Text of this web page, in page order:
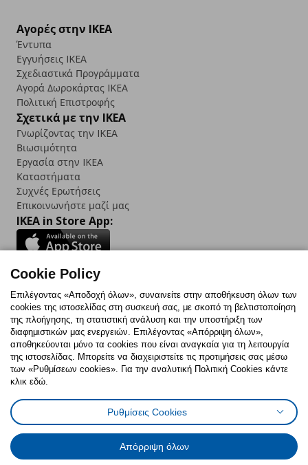
Αγορές στην IKEA
Έντυπα
Εγγυήσεις IKEA
Σχεδιαστικά Προγράμματα
Αγορά Δωρoκάρτας IKEA
Πολιτική Επιστροφής
Σχετικά με την IKEA
Γνωρίζοντας την IKEA
Βιωσιμότητα
Εργασία στην IKEA
Καταστήματα
Συχνές Ερωτήσεις
Επικοινωνήστε μαζί μας
IKEA in Store App:
Follow us:
FacebookInstagram
TikTokYoutubePinterestTwitter
Πολιτική CookiesΔήλωση ψηφιακής προσβασιμότητας
Ρυθμίσεις cookiesΌροι Χρήσης
Γενική Πολιτική Προσωπικών Δεδομένων
Πολιτική Προσωπικών Δεδομένων για ΙΚΕΑ.gr
Κώδικας Καταναλωτικής Δεοντολογίας
Cookie Policy
Επιλέγοντας «Αποδοχή όλων», συναινείτε στην αποθήκευση όλων των
cookies της ιστοσελίδας στη συσκευή σας, με σκοπό τη βελτιστοποίηση
της πλοήγησης, τη στατιστική ανάλυση και την υποστήριξη των
διαφημιστικών μας ενεργειών. Επιλέγοντας «Απόρριψη όλων»,
αποθηκεύονται μόνο τα cookies που είναι αναγκαία για τη λειτουργία
της ιστοσελίδας. Μπορείτε να διαχειριστείτε τις προτιμήσεις σας μέσω
των «Ρυθμίσεων cookies». Για την αναλυτική Πολιτική Cookies κάντε
κλικ εδώ.
Ρυθμίσεις Cookies
Απόρριψη όλων